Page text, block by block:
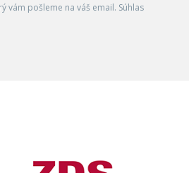
vám pošleme na váš email. Súhlas